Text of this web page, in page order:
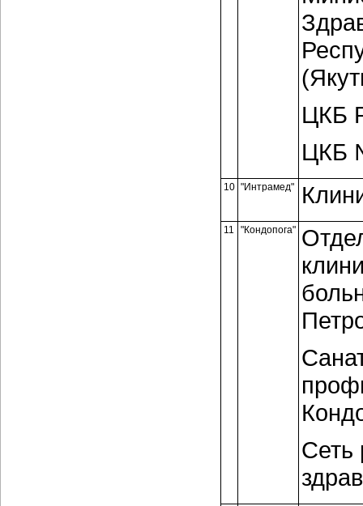
ЦКБ
ЦКБ
10 "Интрамед"
11 "Кондопога"
Сеть